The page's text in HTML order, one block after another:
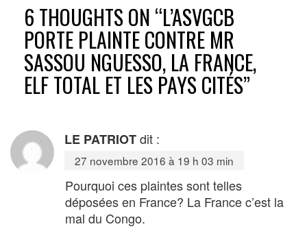
6 THOUGHTS ON “L’ASVGCB
PORTE PLAINTE CONTRE MR
SASSOU NGUESSO, LA FRANCE,
ELF TOTAL ET LES PAYS CITÉS”
LE PATRIOTdit :
27 novembre 2016 à 19 h 03 min
Pourquoi ces plaintes sont telles
déposées en France? La France c’est la
mal du Congo.